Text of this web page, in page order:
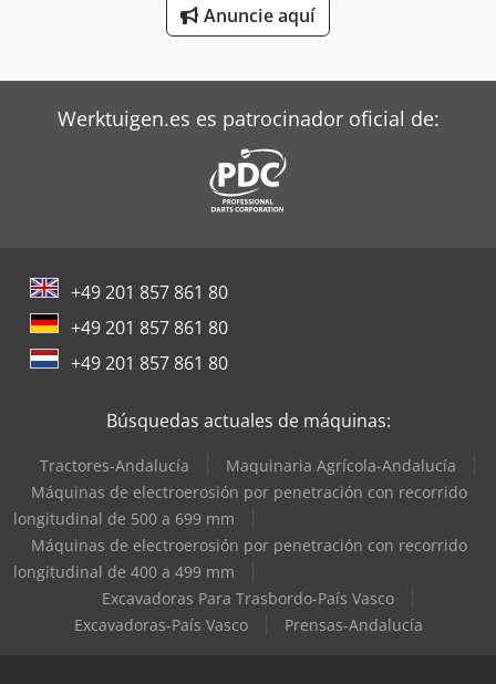
Anuncie aquí
Werktuigen.es es patrocinador oficial de:
+49 201 857 861 80
+49 201 857 861 80
+49 201 857 861 80
Búsquedas actuales de máquinas:
Tractores-Andalucía
Maquinaria Agrícola-Andalucía
Máquinas de electroerosión por penetración con recorrido
longitudinal de 500 a 699 mm
Máquinas de electroerosión por penetración con recorrido
longitudinal de 400 a 499 mm
Excavadoras Para Trasbordo-País Vasco
Excavadoras-País Vasco
Prensas-Andalucía